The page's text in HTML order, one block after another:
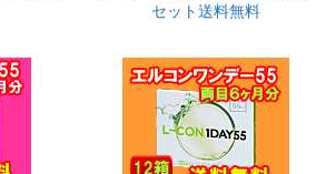
セット送料無料